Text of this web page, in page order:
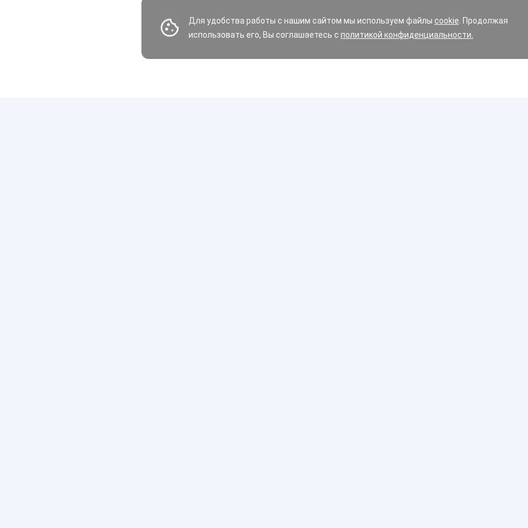
Для удобства работы с нашим сайтом мы используем файлы cookie . Продолжая
использовать его, Вы соглашаетесь с политикой конфиденциальности.